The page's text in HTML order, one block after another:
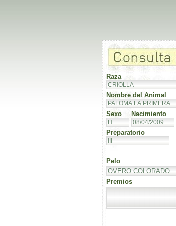
Raza
Nombre del Animal
Sexo Nacimiento
Preparatorio
Pelo
Premios